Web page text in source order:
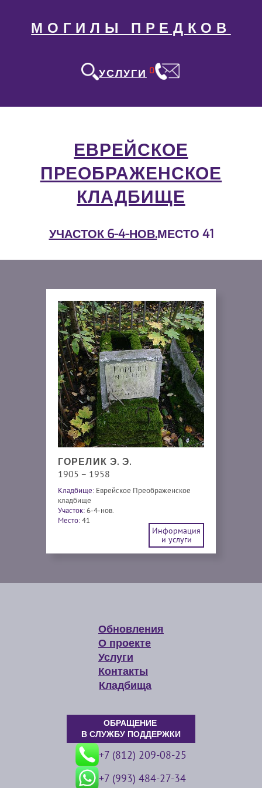
МОГИЛЫ ПРЕДКОВ
УСЛУГИ 0
ЕВРЕЙСКОЕ
ПРЕОБРАЖЕНСКОЕ
КЛАДБИЩЕ
УЧАСТОК 6-4-НОВ.МЕСТО 41
ГОРЕЛИК Э. Э.
1905 – 1958
Кладбище: Еврейское Преображенское
кладбище
Участок:6-4-нов.
Место:41
Информация
и услуги
Обновления
О проекте
Услуги
Контакты
Кладбища
ОБРАЩЕНИЕ
В СЛУЖБУ ПОДДЕРЖКИ
+7 (812) 209-08-25
+7 (993) 484-27-34